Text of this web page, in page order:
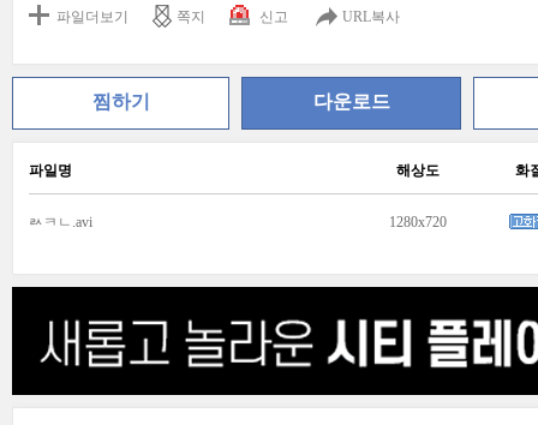
파일더보기 쪽지 신고 URL복사
찜하기 다운로드
파일명 해상도 화
ㄽㅋㄴ.avi 1280x720